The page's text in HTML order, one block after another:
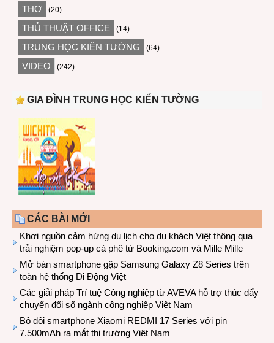
THƠ (20)
THỦ THUẬT OFFICE (14)
TRUNG HỌC KIẾN TƯỜNG (64)
VIDEO (242)
GIA ĐÌNH TRUNG HỌC KIẾN TƯỜNG
CÁC BÀI MỚI
Khơi nguồn cảm hứng du lịch cho du khách Việt thông qua
trải nghiệm pop-up cà phê từ Booking.com và Mille Mille
Mở bán smartphone gập Samsung Galaxy Z8 Series trên
toàn hệ thống Di Động Việt
Các giải pháp Trí tuệ Công nghiệp từ AVEVA hỗ trợ thúc đẩy
chuyển đổi số ngành công nghiệp Việt Nam
Bộ đôi smartphone Xiaomi REDMI 17 Series với pin
7.500mAh ra mắt thị trường Việt Nam